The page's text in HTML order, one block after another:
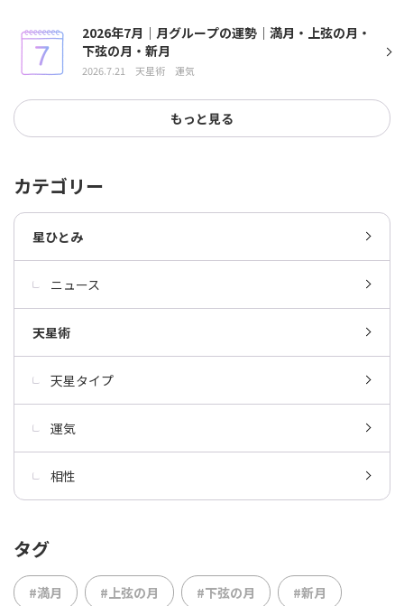
2026年7月｜月グループの運勢｜満月・上弦の月・
下弦の月・新月
2026.7.21 天星術 運気
もっと見る
カテゴリー
星ひとみ
ニュース
天星術
天星タイプ
運気
相性
タグ
#満月 #上弦の月 #下弦の月 #新月